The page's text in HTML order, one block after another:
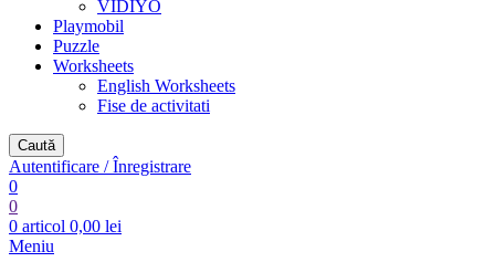
VIDIYO
Playmobil
Puzzle
Worksheets
English Worksheets
Fise de activitati
Caută
Autentificare / Înregistrare
0
0
0 articol 0,00 lei
Meniu